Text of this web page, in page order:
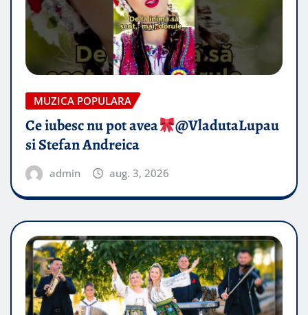
MUZICA POPULARA
Ce iubesc nu pot avea
​@VladutaLupau
si Stefan Andreica
admin aug. 3, 2026